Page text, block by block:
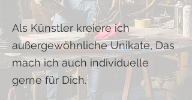
Als Künstler kreiere ich
außergewöhnliche Unikate, Das
mach ich auch individuelle
gerne für Dich.